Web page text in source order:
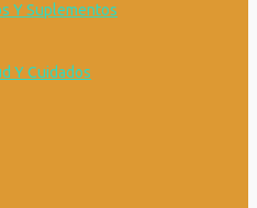
Y Suplementos
Y Cuidados